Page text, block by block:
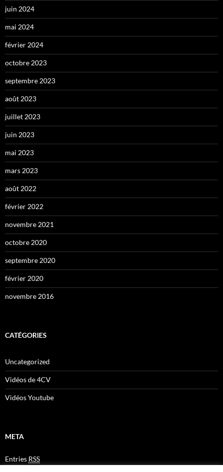
juin 2024
mai 2024
février 2024
octobre 2023
septembre 2023
août 2023
juillet 2023
juin 2023
mai 2023
mars 2023
août 2022
février 2022
novembre 2021
octobre 2020
septembre 2020
février 2020
novembre 2016
CATÉGORIES
Uncategorized
Vidéos de 4CV
Vidéos Youtube
META
Entries RSS
CommentsRSS